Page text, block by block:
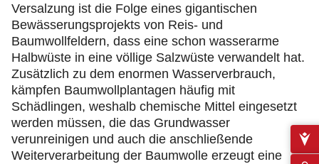
Versalzung ist die Folge eines gigantischen
Bewässerungsprojekts von Reis- und
Baumwollfeldern, dass eine schon wasserarme
Halbwüste in eine völlige Salzwüste verwandelt hat.
Zusätzlich zu dem enormen Wasserverbrauch,
kämpfen Baumwollplantagen häufig mit
Schädlingen, weshalb chemische Mittel eingesetzt
werden müssen, die das Grundwasser
verunreinigen und auch die anschließende
Weiterverarbeitung der Baumwolle erzeugt eine